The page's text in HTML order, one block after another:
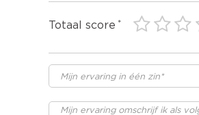
Totaal score